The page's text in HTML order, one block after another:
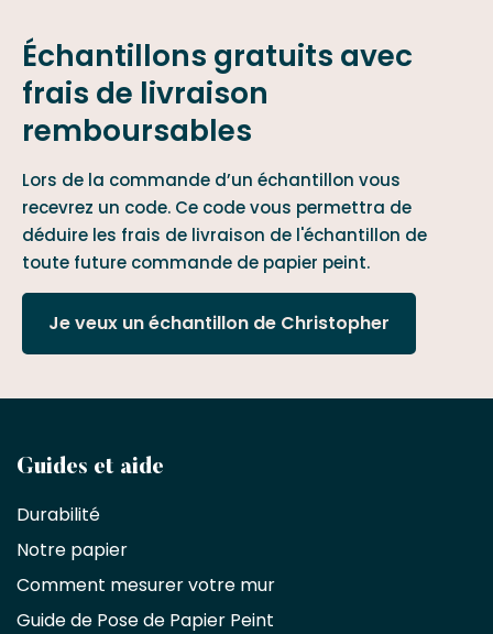
Échantillons gratuits avec
frais de livraison
remboursables
Lors de la commande d’un échantillon vous
recevrez un code. Ce code vous permettra de
déduire les frais de livraison de l'échantillon de
toute future commande de papier peint.
Je veux un échantillon de Christopher
Devenez
partenaire
commercial
Décorateurs
d'intérieur,
Guides et aide
Durabilité
Notre papier
Comment mesurer votre mur
Guide de Pose de Papier Peint